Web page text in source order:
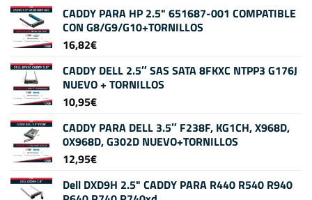
CADDY PARA HP 2.5" 651687-001 COMPATIBLE
CON G8/G9/G10+TORNILLOS
16,82€
CADDY DELL 2.5″ SAS SATA 8FKXC NTPP3 G176J
NUEVO + TORNILLOS
10,95€
CADDY PARA DELL 3.5″ F238F, KG1CH, X968D,
0X968D, G302D NUEVO+TORNILLOS
12,95€
Dell DXD9H 2.5" CADDY PARA R440 R540 R940